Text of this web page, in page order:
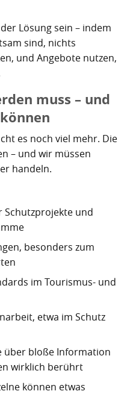
Lösung sein – indem
sind, nichts
und Angebote nutzen,
muss – und
es noch viel mehr. Die
– und wir müssen
handeln.
Schutzprojekte und
besonders zum
im Tourismus- und
etwa im Schutz
über bloße Information
wirklich berührt
können etwas